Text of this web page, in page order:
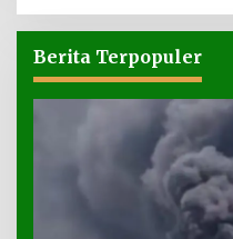
Berita Terpopuler